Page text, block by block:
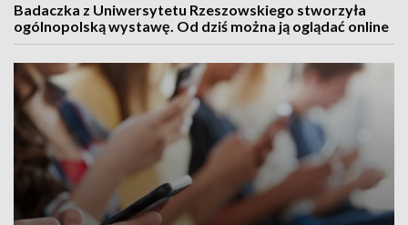
Badaczka z Uniwersytetu Rzeszowskiego stworzyła
ogólnopolską wystawę. Od dziś można ją oglądać online